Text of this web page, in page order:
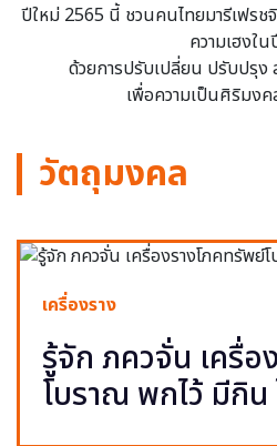
ปีใหม่ 2565 นี้ ชวนคนไทยมารีเฟรช
ความเฮงใน
ด้วยการปรับเปลี่ยน ปรับปรุง
เพื่อความเป็นศิริมง
วัตถุมงคล
เครื่องราง
รู้จัก ภควจั่น เครื่อ
โบราณ พกไว้ มีกิน